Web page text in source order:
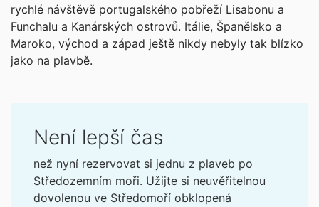
rychlé návštěvě portugalského pobřeží Lisabonu a
Funchalu a Kanárských ostrovů. Itálie, Španělsko a
Maroko, východ a západ ještě nikdy nebyly tak blízko
jako na plavbě.
Není lepší čas
než nyní rezervovat si jednu z plaveb po
Středozemním moři. Užijte si neuvěřitelnou
dovolenou ve Středomoří obklopená